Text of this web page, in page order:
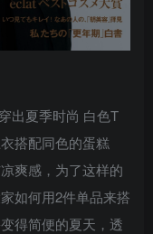
出夏季时尚 白色T
搭配同色的蛋糕
爽感，为了这样的
如何用2件单品来搭
得简便的夏天，透